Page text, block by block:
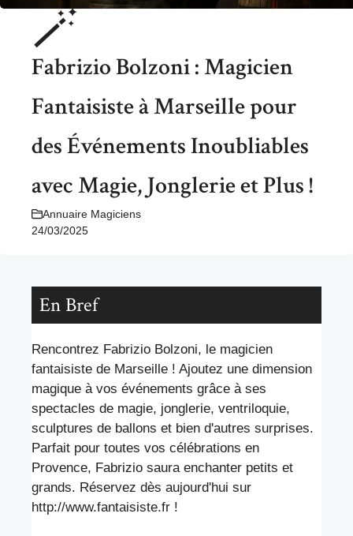
🪄
Fabrizio Bolzoni : Magicien
Fantaisiste à Marseille pour
des Événements Inoubliables
avec Magie, Jonglerie et Plus !
Annuaire Magiciens
24/03/2025
En Bref
Rencontrez Fabrizio Bolzoni, le magicien
fantaisiste de Marseille ! Ajoutez une dimension
magique à vos événements grâce à ses
spectacles de magie, jonglerie, ventriloquie,
sculptures de ballons et bien d'autres surprises.
Parfait pour toutes vos célébrations en
Provence, Fabrizio saura enchanter petits et
grands. Réservez dès aujourd'hui sur
http://www.fantaisiste.fr !